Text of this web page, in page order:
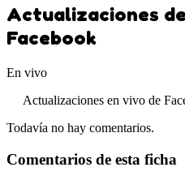
Actualizaciones
Facebook
En vivo
Actualizaciones en vivo de
Todavía no hay comentarios.
Comentarios de esta ficha